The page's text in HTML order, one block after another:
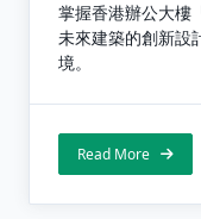
掌握香港辦公大樓
未來建築的創新設
境。
Read More